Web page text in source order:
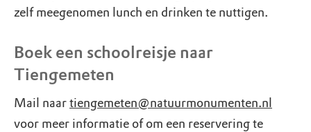
zelf meegenomen lunch en drinken te nuttigen.
Boek een schoolreisje naar
Tiengemeten
Mail naartiengemeten@natuurmonumenten.nl
voor meer informatie of om een reservering te